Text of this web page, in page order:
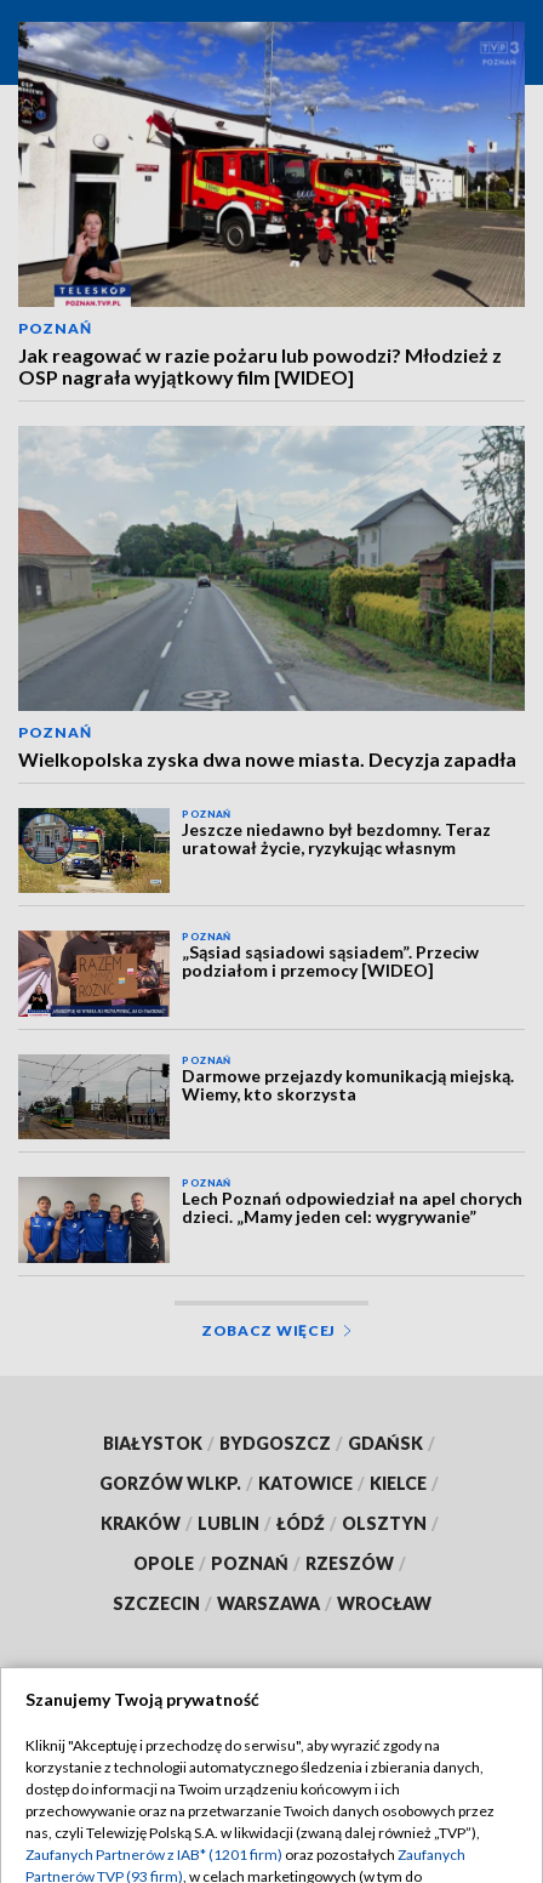
POZNAŃ
Jak reagować w razie pożaru lub powodzi? Młodzież z
OSP nagrała wyjątkowy film [WIDEO]
POZNAŃ
Wielkopolska zyska dwa nowe miasta. Decyzja zapadła
POZNAŃ
Jeszcze niedawno był bezdomny. Teraz
uratował życie, ryzykując własnym
POZNAŃ
„Sąsiad sąsiadowi sąsiadem”. Przeciw
podziałom i przemocy [WIDEO]
POZNAŃ
Darmowe przejazdy komunikacją miejską.
Wiemy, kto skorzysta
POZNAŃ
Lech Poznań odpowiedział na apel chorych
dzieci. „Mamy jeden cel: wygrywanie”
ZOBACZ WIĘCEJ
BIAŁYSTOK / BYDGOSZCZ / GDAŃSK /
GORZÓW WLKP. / KATOWICE / KIELCE /
KRAKÓW / LUBLIN / ŁÓDŹ / OLSZTYN /
OPOLE / POZNAŃ / RZESZÓW /
SZCZECIN / WARSZAWA / WROCŁAW
TVP
Abonament TVP
Emisja w TVP
Regulamin TVP
Polityka prywatności
Szanujemy Twoją prywatność
Kliknij "Akceptuję i przechodzę do serwisu", aby wyrazić zgody na
korzystanie z technologii automatycznego śledzenia i zbierania danych,
dostęp do informacji na Twoim urządzeniu końcowym i ich
przechowywanie oraz na przetwarzanie Twoich danych osobowych przez
nas, czyli Telewizję Polską S.A. w likwidacji (zwaną dalej również „TVP”),
Zaufanych Partnerów z IAB* (1201 firm) oraz pozostałych Zaufanych
Partnerów TVP (93 firm), w celach marketingowych (w tym do